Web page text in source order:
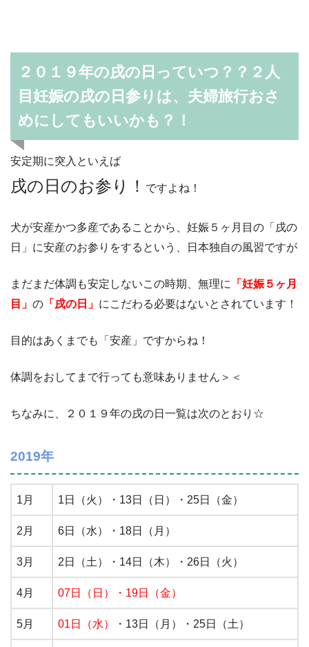
２０１９年の戌の日っていつ？？２人
目妊娠の戌の日参りは、夫婦旅行おさ
めにしてもいいかも？！
安定期に突入といえば
戌の日のお参り！ ですよね！
犬が安産かつ多産であることから、妊娠５ヶ月目の「戌の
日」に安産のお参りをするという、日本独自の風習ですが
まだまだ体調も安定しないこの時期、無理に
「妊娠５ヶ月
目」 の 「戌の日」 にこだわる必要はないとされています！
目的はあくまでも「安産」ですからね！
体調をおしてまで行っても意味ありません＞＜
ちなみに、２０１９年の戌の日一覧は次のとおり☆
2019年
1月 1日（火）・13日（日）・25日（金）
2月 6日（水）・18日（月）
3月 2日（土）・14日（木）・26日（火）
4月 07日（日） ・ 19日（金）
5月 01日（水） ・13日（月）・25日（土）